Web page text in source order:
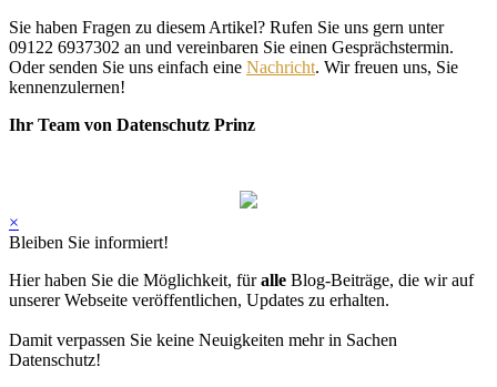
Sie haben Fragen zu diesem Artikel? Rufen Sie uns gern unter
09122 6937302 an und vereinbaren Sie einen Gesprächstermin.
Oder senden Sie uns einfach eine Nachricht. Wir freuen uns, Sie
kennenzulernen!
Ihr Team von Datenschutz Prinz
×
Bleiben Sie informiert!
Hier haben Sie die Möglichkeit, füralle Blog-Beiträge, die wir auf
unserer Webseite veröffentlichen, Updates zu erhalten.
Damit verpassen Sie keine Neuigkeiten mehr in Sachen
Datenschutz!